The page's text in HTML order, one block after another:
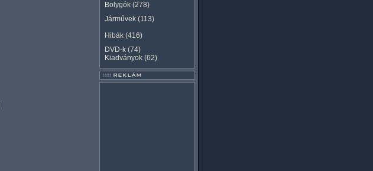
Bolygók (278)
Járművek (113)
Hibák (416)
DVD-k (74)
Kiadványok (62)